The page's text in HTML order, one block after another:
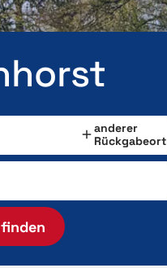
anderer
Rückgabeort